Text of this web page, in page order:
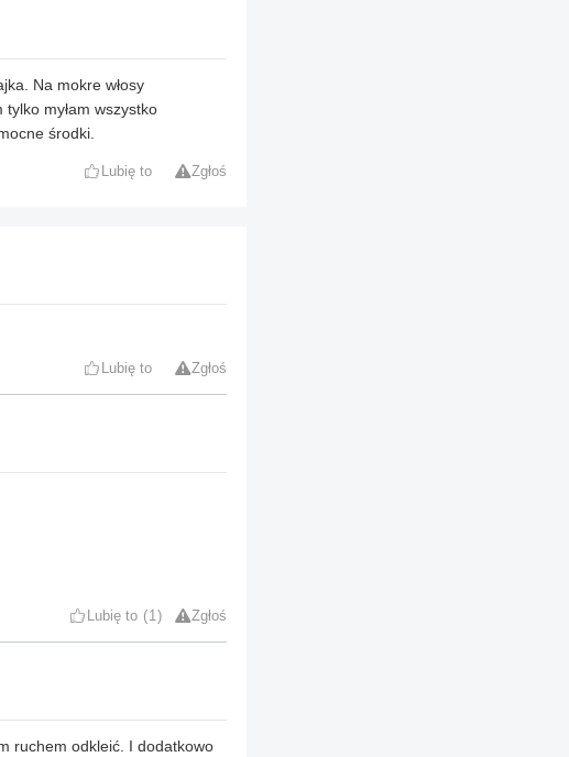
Na mokre włosy
tylko myłam wszystko
środki.
Lubię to Zgłoś
Lubię to Zgłoś
Lubię to 1 Zgłoś
ruchem odkleić. I dodatkowo